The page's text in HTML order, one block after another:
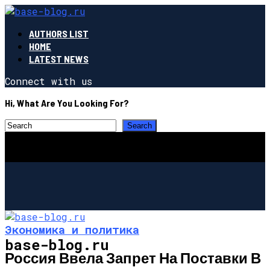
AUTHORS LIST
HOME
LATEST NEWS
Connect with us
Hi, What Are You Looking For?
base-blog.ru
Экономика и политика
Россия Ввела Запрет На Поставки В